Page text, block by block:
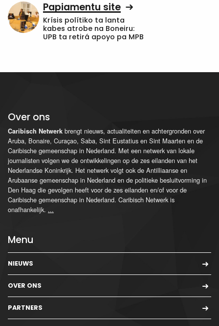
Papiamentu site
Krísis polítiko ta lanta
kabes atrobe na Boneiru:
UPB ta retirá apoyo pa MPB
Over ons
Caribisch Netwerk brengt nieuws, actualiteiten en achtergronden over
Aruba, Bonaire, Curaçao, Saba, Sint Eustatius en Sint Maarten en de
Caribische gemeenschap in Nederland. Met een netwerk van lokale
journalisten volgen we de ontwikkelingen op de zes eilanden van het
Nederlandse Koninkrijk. Het netwerk volgt ook de Antilliaanse en
Arubaanse gemeenschap in Nederland en de politieke besluitvorming in
Den Haag die gevolgen heeft voor de zes eilanden en/of voor de
Caribische gemeenschap in Nederland. Caribisch Netwerk is
onafhankelijk. ...
Menu
NIEUWS
OVER ONS
PARTNERS